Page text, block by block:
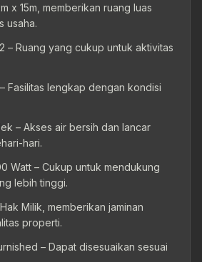
x 15m, memberikan ruang luas
usaha.
– Ruang yang cukup untuk aktivitas
– Fasilitas lengkap dengan kondisi
– Akses air bersih dan lancar
hari.
Watt – Cukup untuk mendukung
lebih tinggi.
Milik, memberikan jaminan
properti.
– Dapat disesuaikan sesuai